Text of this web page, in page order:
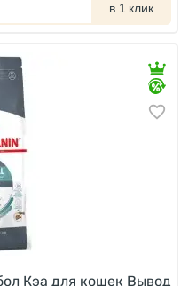
в 1 клик
Кэа для кошек Вывод